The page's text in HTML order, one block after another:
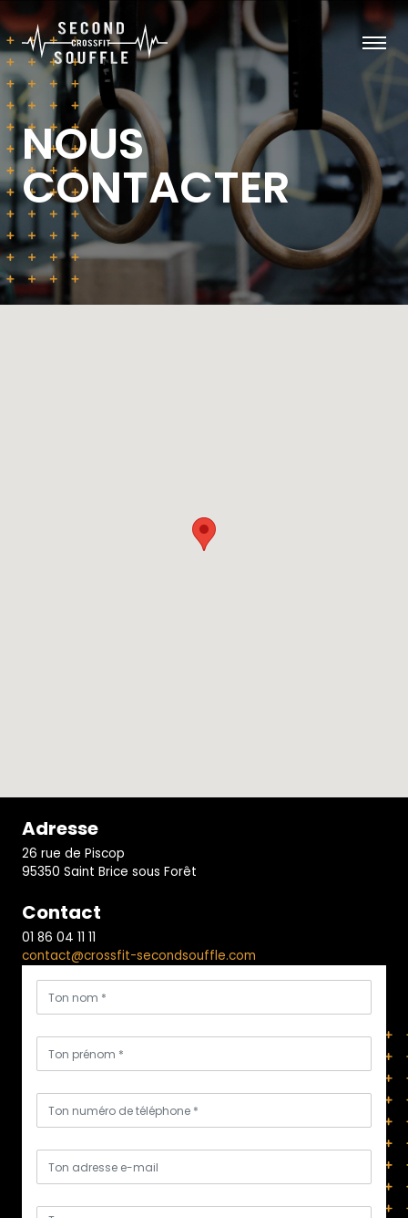
NOUS
CONTACTER
Adresse
26 rue de Piscop
95350 Saint Brice sous Forêt
Contact
01 86 04 11 11
contact@crossfit-secondsouffle.com